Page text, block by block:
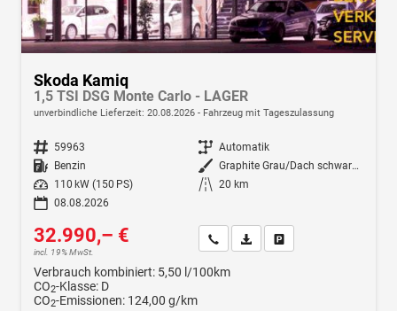
Skoda Kamiq
1,5 TSI DSG Monte Carlo - LAGER
unverbindliche Lieferzeit: 20.08.2026 Fahrzeug mit Tageszulassung
Fahrzeugnr. 59963 Getriebe Automatik
Kraftstoff Benzin Außenfarbe
Graphite Grau/Dach schwarz Metallic (5X1Z)
Leistung
110 kW (150 PS) Kilometerstand 20 km
08.08.2026
32.990,– €
incl. 19% MwSt.
Wir rufen Sie anFahrzeugexposé (PDF)
Verbrauch kombiniert: 5,50 l/100km
CO2-Klasse: D
CO2-Emissionen: 124,00 g/km